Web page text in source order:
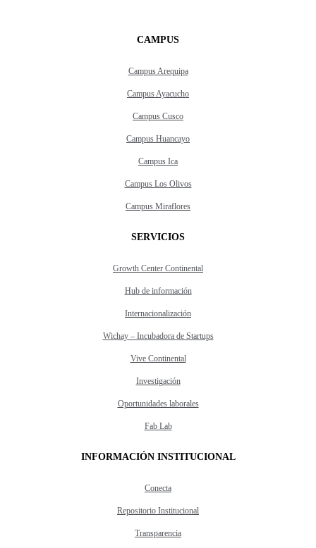
CAMPUS
Campus Arequipa
Campus Ayacucho
Campus Cusco
Campus Huancayo
Campus Ica
Campus Los Olivos
Campus Miraflores
SERVICIOS
Growth Center Continental
Hub de información
Internacionalización
Wichay – Incubadora de Startups
Vive Continental
Investigación
Oportunidades laborales
Fab Lab
INFORMACIÓN INSTITUCIONAL
Conecta
Repositorio Institucional
Transparencia